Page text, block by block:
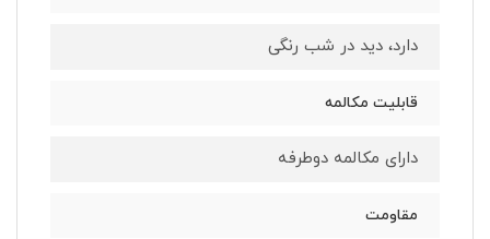
دارد، دید در شب رنگی
قابلیت مکالمه
دارای مکالمه دوطرفه
مقاومت